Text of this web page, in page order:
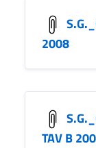
2008
TAV B